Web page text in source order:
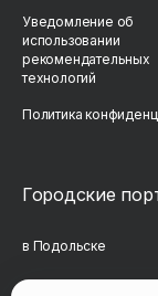
Уведомление об
использовании
рекомендательных
технологий
Политика
Городские
в Подольске